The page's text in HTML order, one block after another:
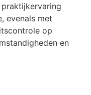
evenals met
op
en